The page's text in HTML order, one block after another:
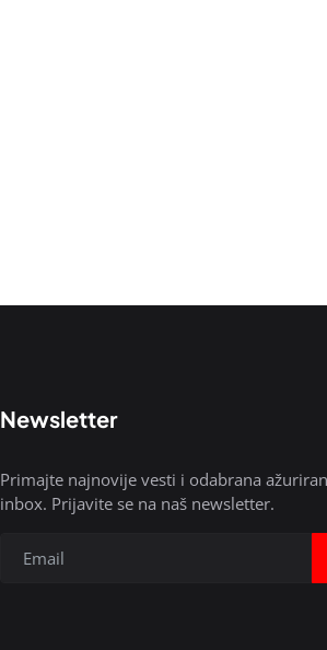
Newsletter
Primajte najnovije vesti i odabrana
inbox. Prijavite se na naš newsletter.